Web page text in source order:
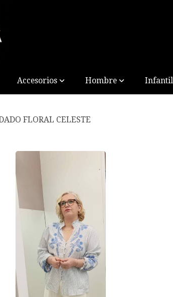
Accesorios Hombre Infantil
FLORAL CELESTE